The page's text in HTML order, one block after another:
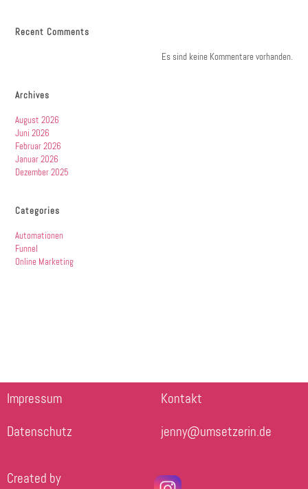
Recent Comments
Es sind keine Kommentare vorhanden.
Archives
August 2026
Juni 2026
Februar 2026
Januar 2026
Dezember 2025
Categories
Automationen
Funnel
Online Marketing
Impressum
Datenschutz
Kontakt
jenny@umsetzerin.de
Created by